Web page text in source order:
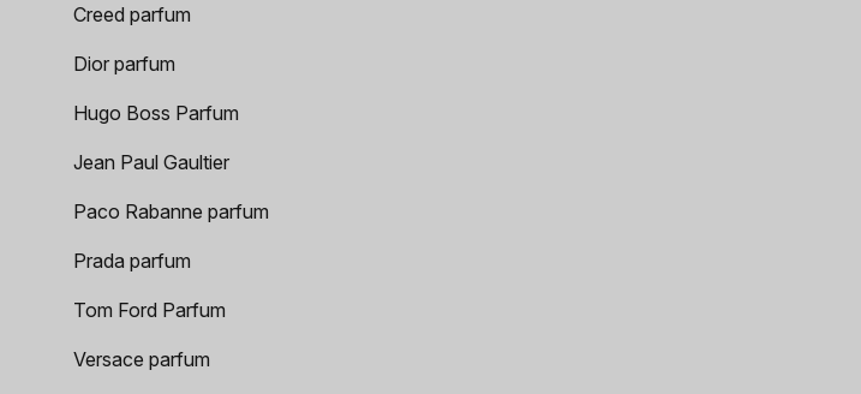
Creed parfum
Dior parfum
Hugo Boss Parfum
Jean Paul Gaultier
Paco Rabanne parfum
Prada parfum
Tom Ford Parfum
Versace parfum